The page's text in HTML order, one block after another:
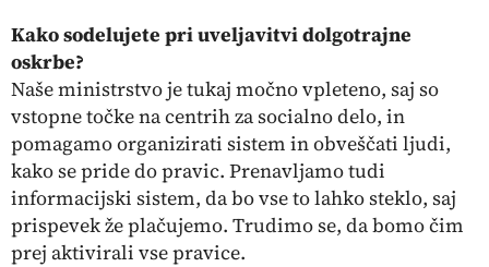
Kako sodelujete pri uveljavitvi dolgotrajne
oskrbe?
Naše ministrstvo je tukaj močno vpleteno, saj so
vstopne točke na centrih za socialno delo, in
pomagamo organizirati sistem in obveščati ljudi,
kako se pride do pravic. Prenavljamo tudi
informacijski sistem, da bo vse to lahko steklo, saj
prispevek že plačujemo. Trudimo se, da bomo čim
prej aktivirali vse pravice.